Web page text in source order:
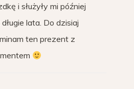
i służyły mi później
lata. Do dzisiaj
ten prezent z